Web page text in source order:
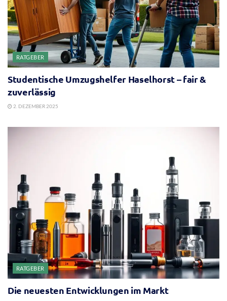
RATGEBER
Studentische Umzugshelfer Haselhorst – fair &
zuverlässig
2. DEZEMBER 2025
RATGEBER
Die neuesten Entwicklungen im Markt